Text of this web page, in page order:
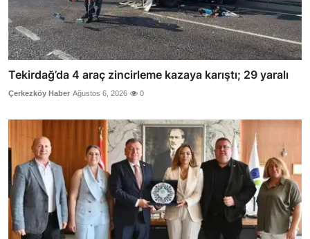
Tekirdağ’da 4 araç zincirleme kazaya karıştı; 29 yaralı
Çerkezköy Haber Ağustos 6, 2026 0